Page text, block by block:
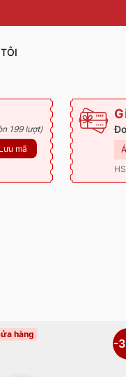
199 lượt)
Lưu mã
hàng
-